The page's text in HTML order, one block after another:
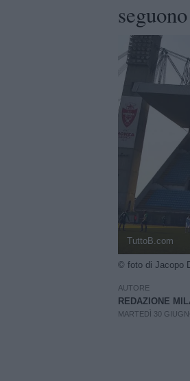
TuttoB.com
© foto di Jacopo
AUTORE
REDAZIONE
MARTEDÌ 30